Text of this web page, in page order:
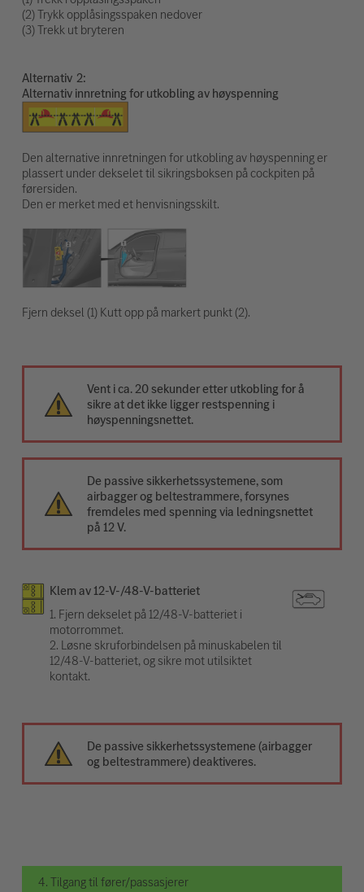
(2) Trykk opplåsingsspaken nedover
(3) Trekk ut bryteren
Alternativ
Alternativ innretning for utkobling av høyspenning
Den alternative innretningen for utkobling av høyspenning er
plassert under dekselet til sikringsboksen på cockpiten på
førersiden.
Den er merket med et henvisningsskilt.
Fjern deksel (1) Kutt opp på markert punkt (2).
Vent i ca. 20 sekunder etter utkobling for å
sikre at det ikke ligger restspenning i
høyspenningsnettet.
De passive sikkerhetssystemene, som
airbagger og beltestrammere, forsynes
fremdeles med spenning via ledningsnettet
på 12 V.
Klem av 12-V-/48-V-batteriet
1. Fjern dekselet på 12/48-V-batteriet i
motorrommet.
2. Løsne skruforbindelsen på minuskabelen til
12/48-V-batteriet, og sikre mot utilsiktet
kontakt.
De passive sikkerhetssystemene (airbagger
og beltestrammere) deaktiveres.
4. Tilgang til fører/passasjerer